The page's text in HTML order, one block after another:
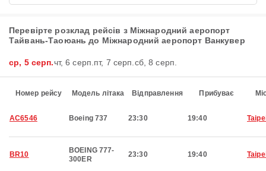
Перевірте розклад рейсів з Міжнародний аеропорт
Тайвань-Таоюань до Міжнародний аеропорт Ванкувер
ср, 5 серп.чт, 6 серп. пт, 7 серп. сб, 8 серп.
Номер рейсу Модель літака Відправлення Прибуває
AC6546 Boeing 737 23:30 19:40
BR10
BOEING 777-
300ER
23:30 19:40